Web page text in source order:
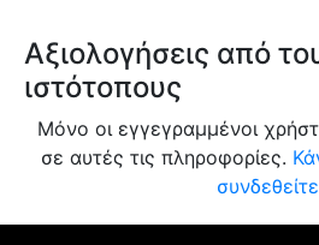
Αξιολογήσεις από
ιστότοπους
Μόνο οι εγγεγραμμένοι
σε αυτές τις πληροφορίες.